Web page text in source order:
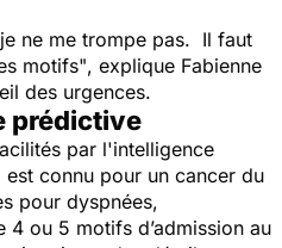
ne me trompe pas. Il faut
motifs", explique Fabienne
des urgences.
prédictive
par l'intelligence
connu pour un cancer du
pour dyspnées,
4 ou 5 motifs d’admission au